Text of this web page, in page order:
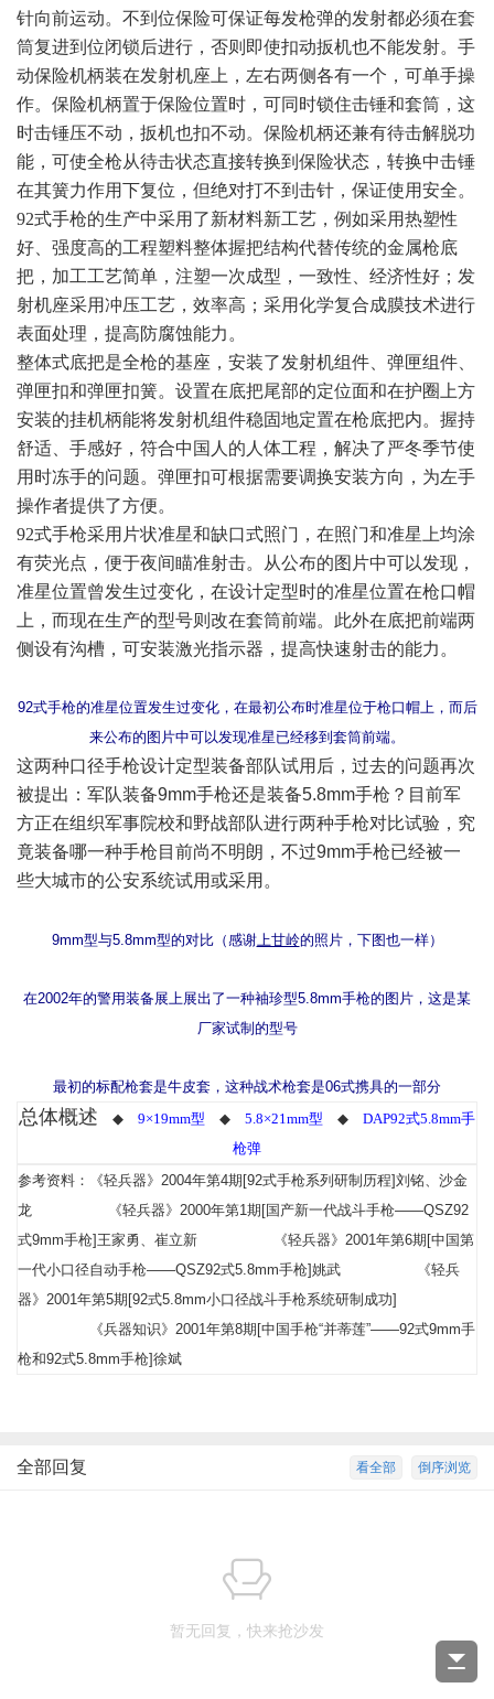
针向前运动。不到位保险可保证每发枪弹的发射都必须在套
筒复进到位闭锁后进行，否则即使扣动扳机也不能发射。手
动保险机柄装在发射机座上，左右两侧各有一个，可单手操
作。保险机柄置于保险位置时，可同时锁住击锤和套筒，这
时击锤压不动，扳机也扣不动。保险机柄还兼有待击解脱功
能，可使全枪从待击状态直接转换到保险状态，转换中击锤
在其簧力作用下复位，但绝对打不到击针，保证使用安全。
92式手枪的生产中采用了新材料新工艺，例如采用热塑性
好、强度高的工程塑料整体握把结构代替传统的金属枪底
把，加工工艺简单，注塑一次成型，一致性、经济性好；发
射机座采用冲压工艺，效率高；采用化学复合成膜技术进行
表面处理，提高防腐蚀能力。
整体式底把是全枪的基座，安装了发射机组件、弹匣组件、
弹匣扣和弹匣扣簧。设置在底把尾部的定位面和在护圈上方
安装的挂机柄能将发射机组件稳固地定置在枪底把内。握持
舒适、手感好，符合中国人的人体工程，解决了严冬季节使
用时冻手的问题。弹匣扣可根据需要调换安装方向，为左手
操作者提供了方便。
92式手枪采用片状准星和缺口式照门，在照门和准星上均涂
有荧光点，便于夜间瞄准射击。从公布的图片中可以发现，
准星位置曾发生过变化，在设计定型时的准星位置在枪口帽
上，而现在生产的型号则改在套筒前端。此外在底把前端两
侧设有沟槽，可安装激光指示器，提高快速射击的能力。
92式手枪的准星位置发生过变化，在最初公布时准星位于枪口帽上，而后
来公布的图片中可以发现准星已经移到套筒前端。
这两种口径手枪设计定型装备部队试用后，过去的问题再次
被提出：军队装备9mm手枪还是装备5.8mm手枪？目前军
方正在组织军事院校和野战部队进行两种手枪对比试验，究
竟装备哪一种手枪目前尚不明朗，不过9mm手枪已经被一
些大城市的公安系统试用或采用。
9mm型与5.8mm型的对比（感谢上甘岭的照片，下图也一样）
在2002年的警用装备展上展出了一种袖珍型5.8mm手枪的图片，这是某
厂家试制的型号
最初的标配枪套是牛皮套，这种战术枪套是06式携具的一部分
总体概述 ◆ 9×19mm型 ◆ 5.8×21mm型 ◆ DAP92式5.8mm手
枪弹
参考资料：《轻兵器》2004年第4期[92式手枪系列研制历程]刘铭、沙金
龙
《轻兵器》2000年第1期[国产新一代战斗手枪——QSZ92
式9mm手枪]王家勇、崔立新
《轻兵器》2001年第6期[中国第
一代小口径自动手枪——QSZ92式5.8mm手枪]姚武
《轻兵
器》2001年第5期[92式5.8mm小口径战斗手枪系统研制成功]
《兵器知识》2001年第8期[中国手枪“并蒂莲”——92式9mm手
枪和92式5.8mm手枪]徐斌
倒序浏览
看全部
全部回复
暂无回复，快来抢沙发